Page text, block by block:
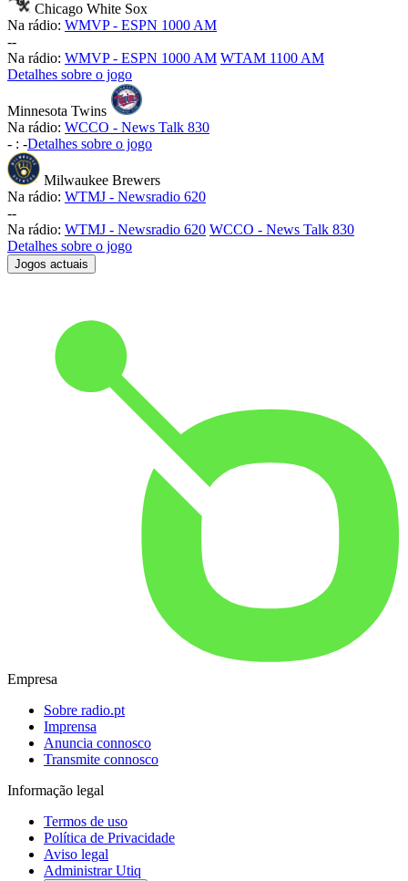
Chicago White Sox
Na rádio: WMVP - ESPN 1000 AM
--
Na rádio: WMVP - ESPN 1000 AM WTAM 1100 AM
Detalhes sobre o jogo
Minnesota Twins
Na rádio: WCCO - News Talk 830
- : -Detalhes sobre o jogo
Milwaukee Brewers
Na rádio: WTMJ - Newsradio 620
--
Na rádio: WTMJ - Newsradio 620 WCCO - News Talk 830
Detalhes sobre o jogo
Jogos actuais
Empresa
Sobre radio.pt
Imprensa
Anuncia connosco
Transmite connosco
Informação legal
Termos de uso
Política de Privacidade
Aviso legal
Administrar Utiq